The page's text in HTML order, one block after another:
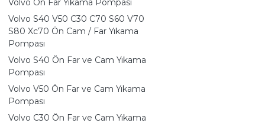
Volvo Ön Far Yıkama Pompası
Volvo S40 V50 C30 C70 S60 V70
S80 Xc70 Ön Cam / Far Yıkama
Pompası
Volvo S40 Ön Far ve Cam Yıkama
Pompası
Volvo V50 Ön Far ve Cam Yıkama
Pompası
Volvo C30 Ön Far ve Cam Yıkama